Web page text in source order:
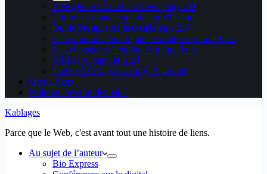
A Beginner’s Guide to Genealogy 2.0
Comment planter sa boîte en 50 leçons
Guide Pratique de la Généalogie 2.0
La communication digitale expliquée à mon boss
La cybersécurité expliquée à mon boss
Médias sociaux et B2B
The CEO’s Cybersecurity Playbook
Media Aces
Politique de confidentialité
Kablages
Parce que le Web, c'est avant tout une histoire de liens.
Au sujet de l’auteur
Bio Express